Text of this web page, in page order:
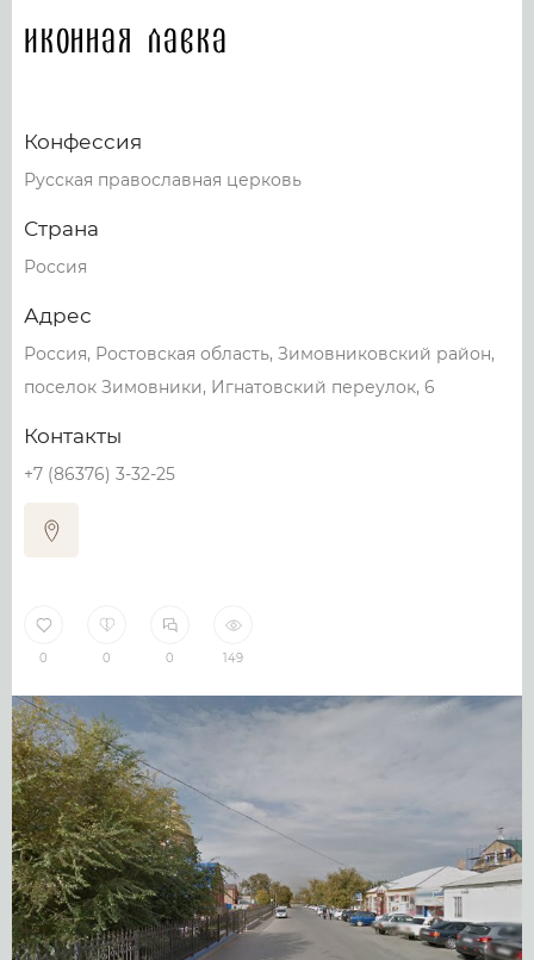
Иконная лавка
Конфессия
Русская православная церковь
Страна
Россия
Адрес
Россия, Ростовская область, Зимовниковский район,
поселок Зимовники, Игнатовский переулок, 6
Контакты
+7 (86376) 3-32-25
0 0 0 149